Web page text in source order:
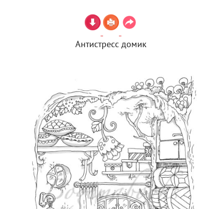
Антистресс домик